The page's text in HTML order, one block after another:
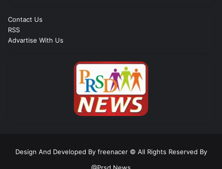
Contact Us
RSS
Advartise With Us
Design And Developed By freenacer © All Rights Reserved By